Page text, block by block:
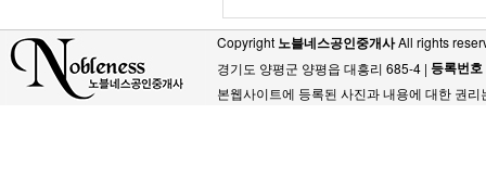
Copyright 노블네스공인중개사All rights
경기도 양평군 양평읍 대흥리 685-4 | 등록번호
본웹사이트에 등록된 사진과 내용에 대한 권